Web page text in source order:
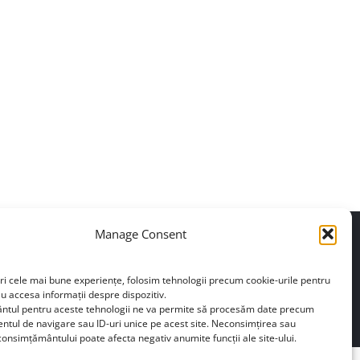
Manage Consent
cele mai bune experiențe, folosim tehnologii precum cookie-urile pentru
accesa informații despre dispozitiv.
pentru aceste tehnologii ne va permite să procesăm date precum
de navigare sau ID-uri unice pe acest site. Neconsimțirea sau
poate afecta negativ anumite funcții ale site-ului.
confidențialitate